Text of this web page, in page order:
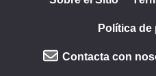
Política de
Contacta con